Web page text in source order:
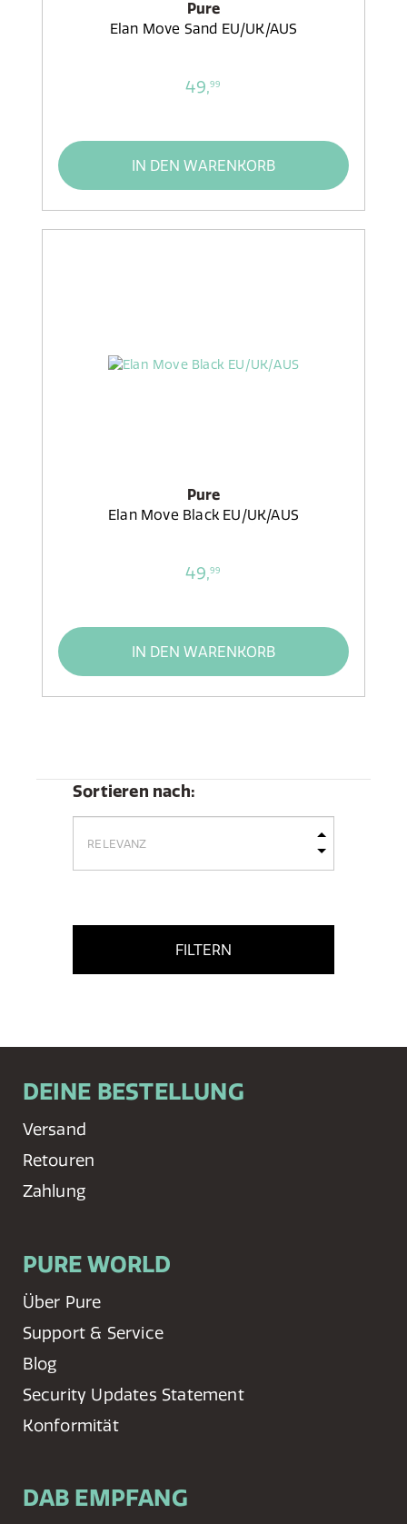
Pure
Elan Move Sand EU/UK/AUS
49,99
IN DEN WARENKORB
Pure
Elan Move Black EU/UK/AUS
49,99
IN DEN WARENKORB
Sortieren nach:
FILTERN
DEINE BESTELLUNG
Versand
Retouren
Zahlung
PURE WORLD
Über Pure
Support & Service
Blog
Security Updates Statement
Konformität
DAB EMPFANG